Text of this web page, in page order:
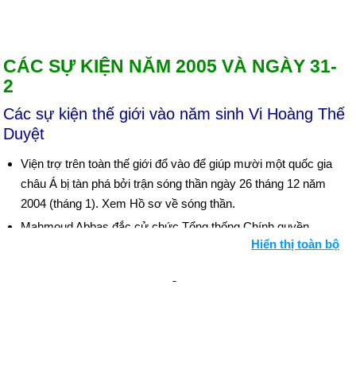
CÁC SỰ KIỆN NĂM 2005 VÀ NGÀY 31-
2
Các sự kiện thế giới vào năm sinh Vi Hoàng Thế
Duyệt
Viện trợ trên toàn thế giới đổ vào để giúp mười một quốc gia
châu Á bị tàn phá bởi trận sóng thần ngày 26 tháng 12 năm
2004 (tháng 1). Xem Hồ sơ về sóng thần.
Mahmoud Abbas đắc cử chức Tổng thống Chính quyền
Palestine trong một vụ nổ vang trời. Đây là cuộc bầu cử tổng
Hiển thị toàn bộ